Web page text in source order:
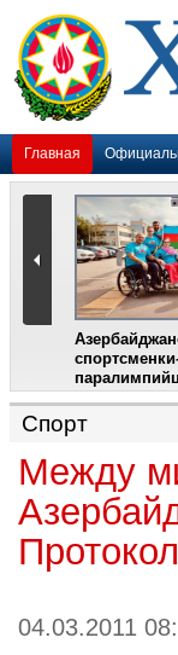
Главная
выступили
фестивале
Спорт
Между
04.03.2011